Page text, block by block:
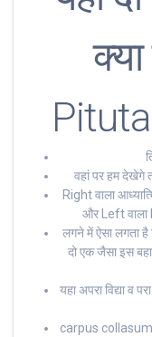
वहां पर हम देखेगे
Right वाला
और Left वाला
लगने में ऐसा लगता
दो एक जैसा इस
यहा अपरा विद्या व
carpus collasum